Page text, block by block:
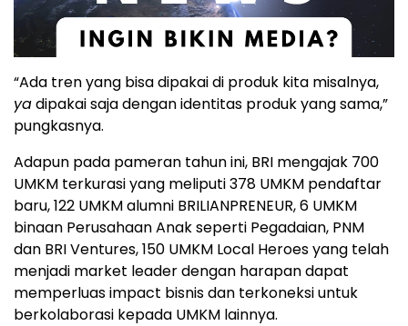
“Ada tren yang bisa dipakai di produk kita misalnya,
yadipakai saja dengan identitas produk yang sama,”
pungkasnya.
Adapun pada pameran tahun ini, BRI mengajak 700
UMKM terkurasi yang meliputi 378 UMKM pendaftar
baru, 122 UMKM alumni BRILIANPRENEUR, 6 UMKM
binaan Perusahaan Anak seperti Pegadaian, PNM
dan BRI Ventures, 150 UMKM Local Heroes yang telah
menjadi market leader dengan harapan dapat
memperluas impact bisnis dan terkoneksi untuk
berkolaborasi kepada UMKM lainnya.